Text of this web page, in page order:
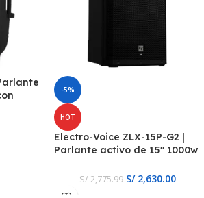
-5%
HOT
Electro-Voice ZLX-15P-G2 |
Parlante activo de 15″ 1000w
S/2,775.99 S/2,630.00